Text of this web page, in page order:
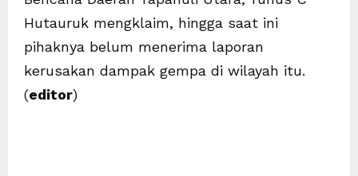
Hutauruk mengklaim, hingga saat ini
pihaknya belum menerima laporan
kerusakan dampak gempa di wilayah itu.
(editor)